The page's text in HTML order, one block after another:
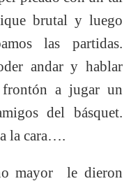
brutal y luego
las partidas.
andar y hablar
a jugar un
del básquet.
la cara….
mayor le dieron